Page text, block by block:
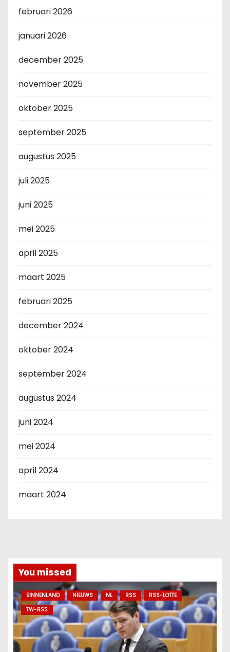
februari 2026
januari 2026
december 2025
november 2025
oktober 2025
september 2025
augustus 2025
juli 2025
juni 2025
mei 2025
april 2025
maart 2025
februari 2025
december 2024
oktober 2024
september 2024
augustus 2024
juni 2024
mei 2024
april 2024
maart 2024
You missed
BINNENLAND NIEUWS NL RSS
RSS-LOTTE
TW-RSS